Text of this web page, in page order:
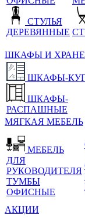
СТУЛЬЯ
ДЕРЕВЯННЫЕ
ШКАФЫ И
ШКАФЫ-
ШКАФЫ-
РАСПАШНЫЕ
МЯГКАЯ МЕБЕЛЬ
МЕБЕЛЬ
ДЛЯ
РУКОВОДИТЕЛЯ
ТУМБЫ
ОФИСНЫЕ
АКЦИИ